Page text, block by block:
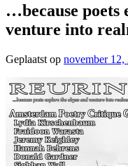
…because poets
venture into
Geplaatst op november 12,